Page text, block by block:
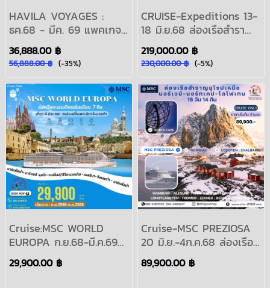
HAVILA VOYAGES :
ธค.68 - มีค. 69 แพคเกจล่
องเรือสำราญหรู 6คืน
นอร์เวย์ แสงเหนือ Bergen
-Kirkenes Havila
Capella,Havila
Castor,Havila
Polaris,Havila Pollux
2569 : NORTHBOUND
NORTHERN LIGHT
36,888.00 ฿
56,888.00 ฿ (-35%)
CRUISE-Expeditions 13-
18 มิ.ย.68 ล่องเรือสำราญ
Ocean Albatros
Expeditions Cruise
เยือนมหาสมุทรอาร์กติก
สวาลบาร์ด:Expedition
Cruise
219,000.00 ฿
230,000.00 ฿ (-5%)
Cruise:MSC WORLD
EUROPA ก.ย.68-มี.ค.69
แพคเกจล่องเรือสำราญ
เมดิเตอร์เรเนียน 7คืน
29,900.00 ฿
Cruise-MSC PREZIOSA
20 มิ.ย.-4ก.ค.68 ล่องเรือ
สำราญเที่ยวยุโรปเหนือ
เยอรมนี, นอร์เวย์,
89,900.00 ฿